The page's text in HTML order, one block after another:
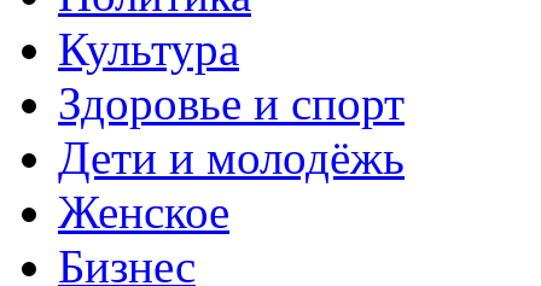
Культура
Здоровье и спорт
Дети и молодёжь
Женское
Бизнес